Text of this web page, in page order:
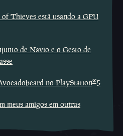
Thieves está usando a GPU
de Navio e o Gesto de
no PlayStation®5
meus amigos em outras